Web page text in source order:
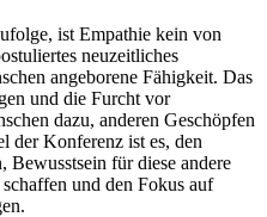
ist Empathie kein von
neuzeitliches
angeborene Fähigkeit. Das
und die Furcht vor
dazu, anderen Geschöpfen
der Konferenz ist es, den
für diese andere
und den Fokus auf